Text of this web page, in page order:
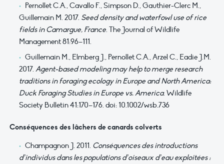
Pernollet C.A., Cavallo F., Simpson D., Gauthier-Clerc M.,
Guillemain M. 2017. Seed density and waterfowl use of rice
fields in Camargue, France . The Journal of Wildlife
Management 81:96–111.
Guillemain M., Elmberg J., Pernollet C.A., Arzel C., Eadie J.M.
2017. Agent-based modeling may help to merge research
traditions in foraging ecology in Europe and North America:
Duck Foraging Studies in Europe vs. America. Wildlife
Society Bulletin 41:170–176. doi: 10.1002/wsb.736
Conséquences des lâchers de canards colverts
Champagnon J. 2011. Conséquences des introductions
d’individus dans les populations d’oiseaux d’eau exploitées :